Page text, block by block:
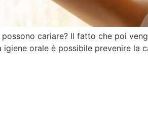
cariare? Il fatto che poi
orale è possibile prevenire la